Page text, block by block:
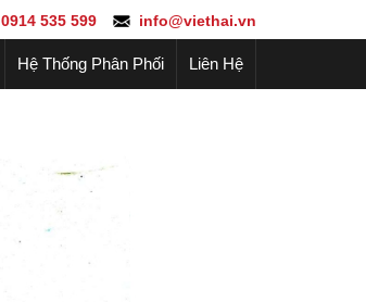
0914 535 599 info@viethai.vn
Hệ Thống Phân Phối Liên Hệ